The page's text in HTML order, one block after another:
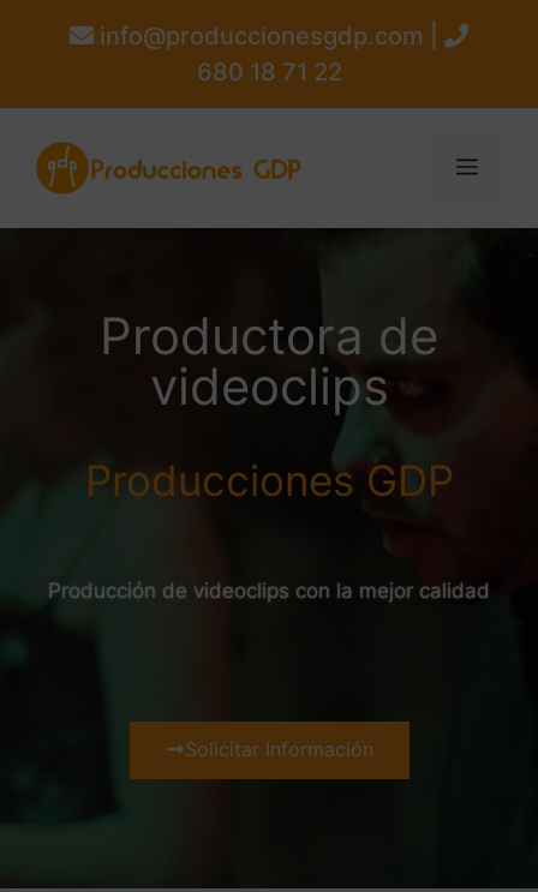
info@produccionesgdp.com |
680 18 71 22
Productora de
videoclips
Producciones GDP
Producción de videoclips con la mejor calidad
Solicitar Información